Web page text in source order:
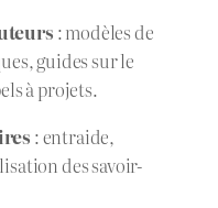
: modèles de
guides sur le
à projets.
: entraide,
des savoir-